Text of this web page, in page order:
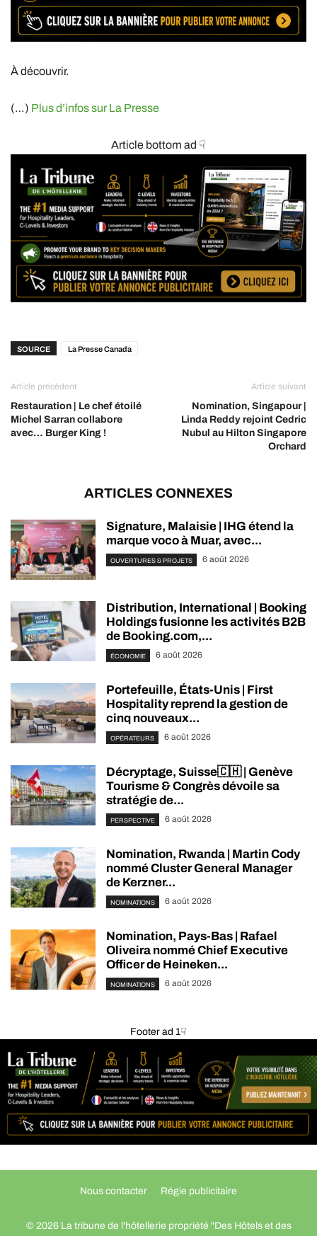
À découvrir.
(…) Plus d’infos sur La Presse
Article bottom ad ☟
SOURCE La Presse Canada
Article précédent
Restauration | Le chef étoilé
Michel Sarran collabore
avec… Burger King !
Article suivant
Nomination, Singapour |
Linda Reddy rejoint Cedric
Nubul au Hilton Singapore
Orchard
ARTICLES CONNEXES
Signature, Malaisie | IHG étend la
marque voco à Muar, avec...
OUVERTURES & PROJETS 6 août 2026
Distribution, International | Booking
Holdings fusionne les activités B2B
de Booking.com,...
ÉCONOMIE 6 août 2026
Portefeuille, États-Unis | First
Hospitality reprend la gestion de
cinq nouveaux...
OPÉRATEURS 6 août 2026
Décryptage, Suisse🇨🇭 | Genève
Tourisme & Congrès dévoile sa
stratégie de...
PERSPECTIVE 6 août 2026
Nomination, Rwanda | Martin Cody
nommé Cluster General Manager
de Kerzner...
NOMINATIONS 6 août 2026
Nomination, Pays-Bas | Rafael
Oliveira nommé Chief Executive
Officer de Heineken...
NOMINATIONS 6 août 2026
Footer ad 1☟
Nous contacter Régie publicitaire
© 2026 La tribune de l'hôtellerie propriété "Des Hôtels et des